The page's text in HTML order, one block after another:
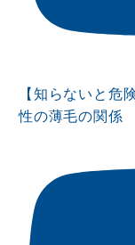
【知らないと危
性の薄毛の関係